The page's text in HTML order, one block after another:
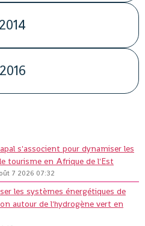
s'associent pour dynamiser les
tourisme en Afrique de l'Est
7 2026 07:32
les systèmes énergétiques de
autour de l'hydrogène vert en